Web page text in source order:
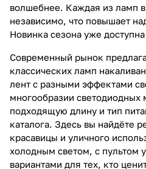
волшебнее. Каждая из ламп в
независимо, что повышает
Новинка сезона уже
Современный рынок
классических ламп
лент с разными эффектами
многообразии светодиодных
подходящую длину и тип
каталога. Здесь вы найдёте
красавицы и уличного
холодным светом, с пультом
вариантами для тех, кто